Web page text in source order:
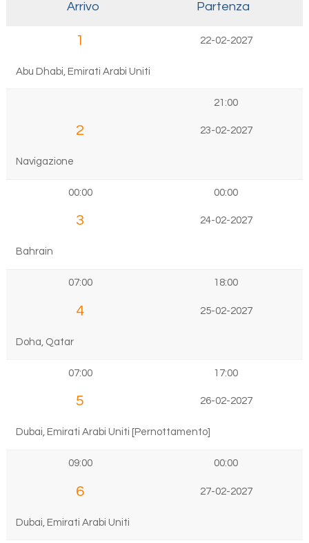
Arrivo Partenza
1 22-02-2027
Abu Dhabi, Emirati Arabi Uniti
21:00
2 23-02-2027
Navigazione
00:00 00:00
3 24-02-2027
Bahrain
07:00 18:00
4 25-02-2027
Doha, Qatar
07:00 17:00
5 26-02-2027
Dubai, Emirati Arabi Uniti [Pernottamento]
09:00 00:00
6 27-02-2027
Dubai, Emirati Arabi Uniti